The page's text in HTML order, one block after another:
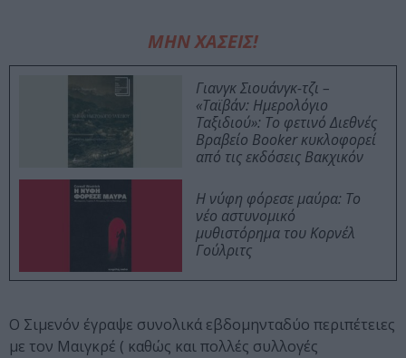
ΜΗΝ ΧΑΣΕΙΣ!
Γιανγκ Σιουάνγκ-τζι –
«Ταϊβάν: Ημερολόγιο
Ταξιδιού»: Το φετινό Διεθνές
Βραβείο Booker κυκλοφορεί
από τις εκδόσεις Βακχικόν
Η νύφη φόρεσε μαύρα: Το
νέο αστυνομικό
μυθιστόρημα του Κορνέλ
Γούλριτς
Ο Σιμενόν έγραψε συνολικά εβδομηνταδύο περιπέτειες
με τον Μαιγκρέ ( καθώς και πολλές συλλογές